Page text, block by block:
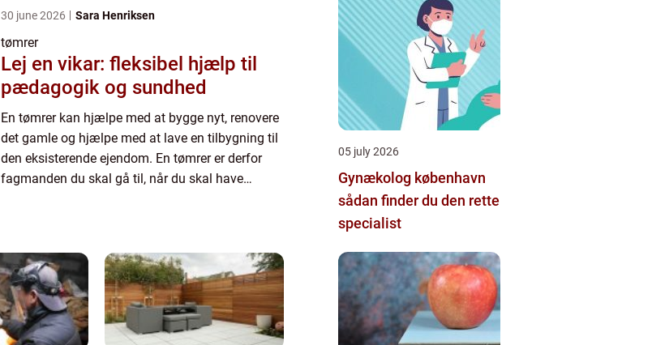
fordel at invo...
30 june 2026 Sara Henriksen
tømrer
Lej en vikar: fleksibel hjælp til
pædagogik og sundhed
En tømrer kan hjælpe med at bygge nyt, renovere
det gamle og hjælpe med at lave en tilbygning til
den eksisterende ejendom. En tømrer er derfor
fagmanden du skal gå til, når du skal have
05 july 2026
Gynækolog københavn
sådan finder du den rette
specialist